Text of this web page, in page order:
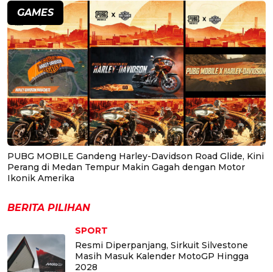
GAMES
PUBG MOBILE Gandeng Harley-Davidson Road Glide, Kini
Perang di Medan Tempur Makin Gagah dengan Motor
Ikonik Amerika
BERITA PILIHAN
SPORT
Resmi Diperpanjang, Sirkuit Silvestone
Masih Masuk Kalender MotoGP Hingga
2028